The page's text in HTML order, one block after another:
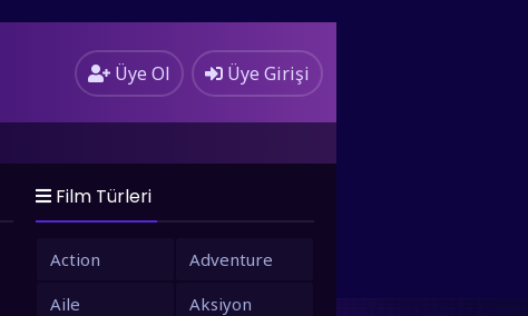
Üye Ol Üye Girişi
Film Türleri
Action
Adventure
Aile
Aksiyon